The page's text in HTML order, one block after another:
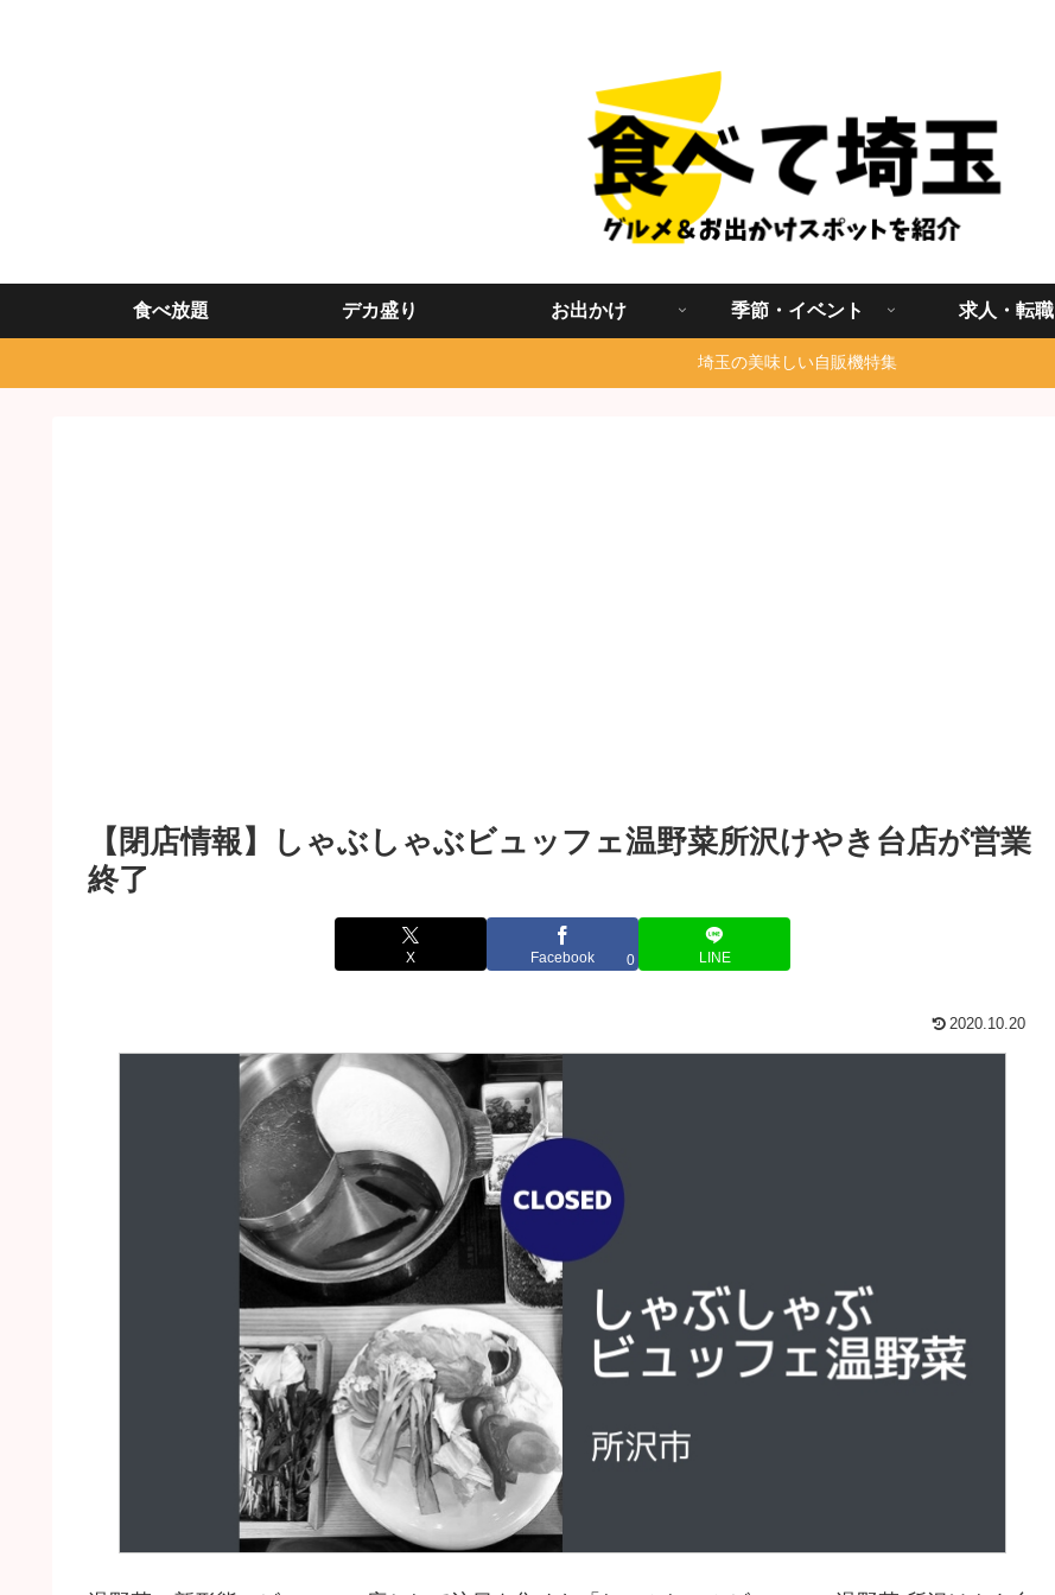
食べ放題 デカ盛り お出かけ 季節・イベント 求人・転職
埼玉の美味しい自販機特集
【閉店情報】しゃぶしゃぶビュッフェ温野菜所沢けやき台店が営業
終了
X Facebook 0 LINE
2020.10.20